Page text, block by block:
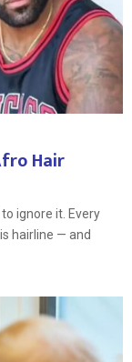
Hair
ignore it. Every
hairline — and